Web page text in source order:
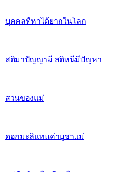
บุคคลที่หาได้ยากในโลก
สติมาปัญญามี สติหนีมีปัญหา
สวนของแม่
ดอกมะลิแทนค่าบูชาแม่